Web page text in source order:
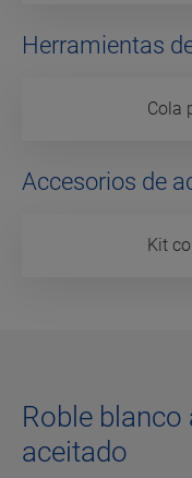
Herramientas
Cola
Accesorios de
Kit
Roble blanco
aceitado